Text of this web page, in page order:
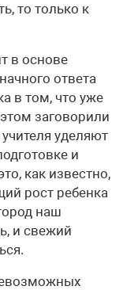
то только к
в основе
ответа
в том, что уже
заговорили
уделяют
и
как известно,
рост ребенка
наш
и свежий